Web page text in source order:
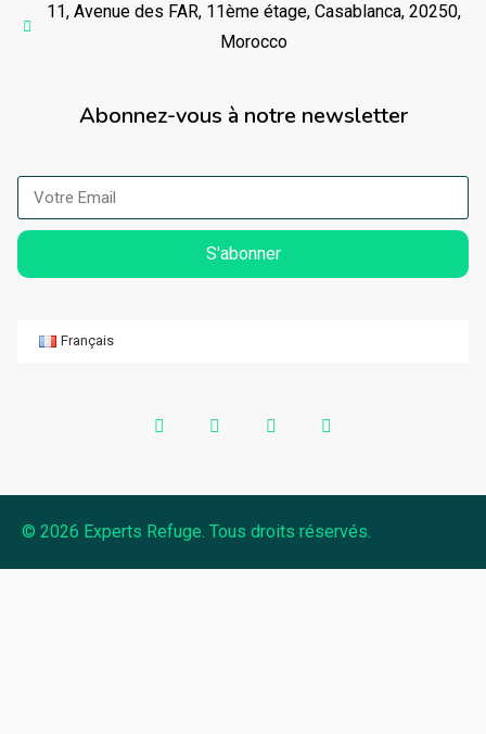
11, Avenue des FAR, 11ème étage, Casablanca, 20250,
Morocco
Abonnez-vous à notre newsletter
S'abonner
Français
© 2026 Experts Refuge. Tous droits réservés.